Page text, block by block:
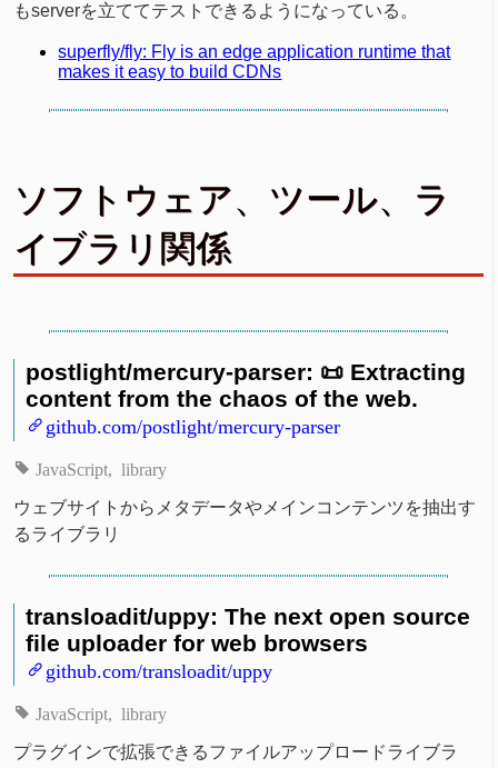
もserverを立ててテストできるようになっている。
superfly/fly: Fly is an edge application runtime that
makes it easy to build CDNs
ソフトウェア、ツール、ラ
イブラリ関係
postlight/mercury-parser: 📜 Extracting
content from the chaos of the web.
github.com/postlight/mercury-parser
JavaScript library
ウェブサイトからメタデータやメインコンテンツを抽出す
るライブラリ
transloadit/uppy: The next open source
file uploader for web browsers
github.com/transloadit/uppy
JavaScript library
プラグインで拡張できるファイルアップロードライブラ